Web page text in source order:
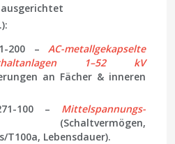
200 – AC-metallgekapselte
Schaltanlagen 1–52 kV
an Fächer & inneren
100 – Mittelspannungs-
T100a, Lebensdauer).